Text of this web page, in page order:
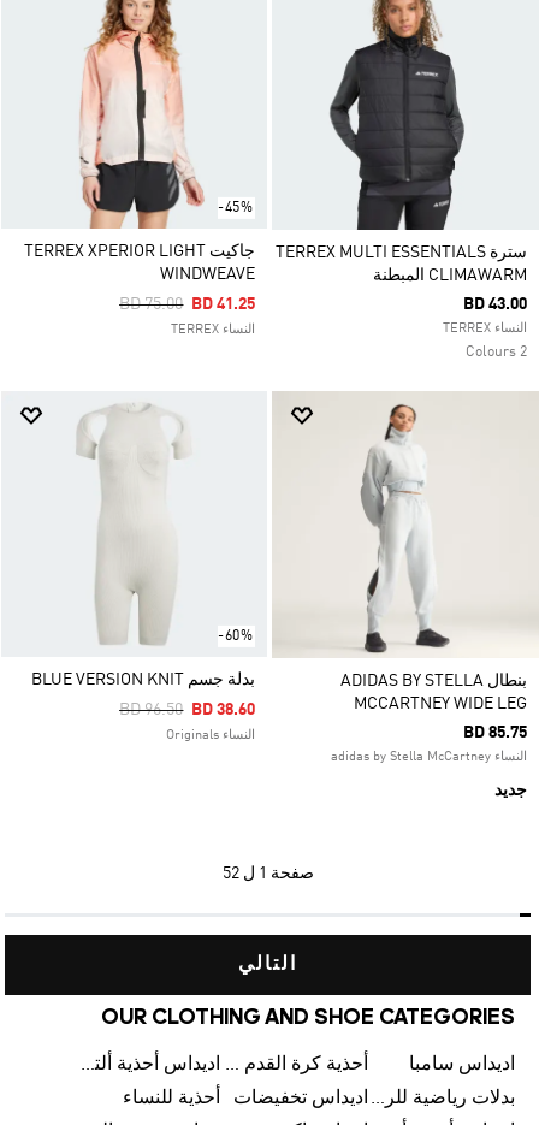
سترة TERREX MULTI ESSENTIALS
CLIMAWARM المبطنة
BD 43.00
النساء TERREX
2 Colours
-45%
جاكيت TERREX XPERIOR LIGHT
WINDWEAVE
Price Reduced From
BD 75.00ToBD 41.25
النساء TERREX
بنطال ADIDAS BY STELLA
MCCARTNEY WIDE LEG
BD 85.75
النساء adidas by Stella McCartney
جديد
-60%
بدلة جسم BLUE VERSION KNIT
Price Reduced From
BD 96.50ToBD 38.60
النساء Originals
صفحة 1 ل 52
التالي
OUR CLOTHING AND SHOE CATEGORIES
اديداس سامبا أحذية كرة القدم للرجال
اديداس أحذية ألترا بوست للرجال
بدلات رياضية للرجال اديداس تخفيضات
أحذية للنساء